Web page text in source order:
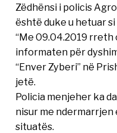
Zëdhënsi i policis
është duke u hetuar
“Me 09.04.2019
informaten për
“Enver Zyberi” në
jetë.
Policia menjeher ka
nisur me
situatës.